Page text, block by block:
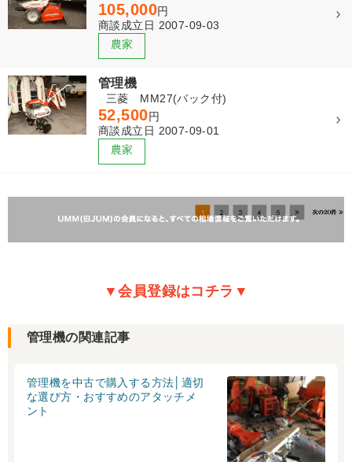
105,000円
商談成立日 2007-09-03
管理機
三菱 MM27(バック付)
52,500円
商談成立日 2007-09-01
▼会員登録はコチラ▼
管理機の関連記事
管理機を中古で購入する方法│適切
な選び方・おすすめのアタッチメ
ント